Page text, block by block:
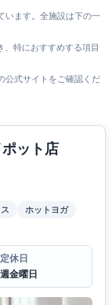
います。全施設は下の一
特におすすめする項目
公式サイトをご確認くだ
ット店
ホットヨガ
定休日
金曜日